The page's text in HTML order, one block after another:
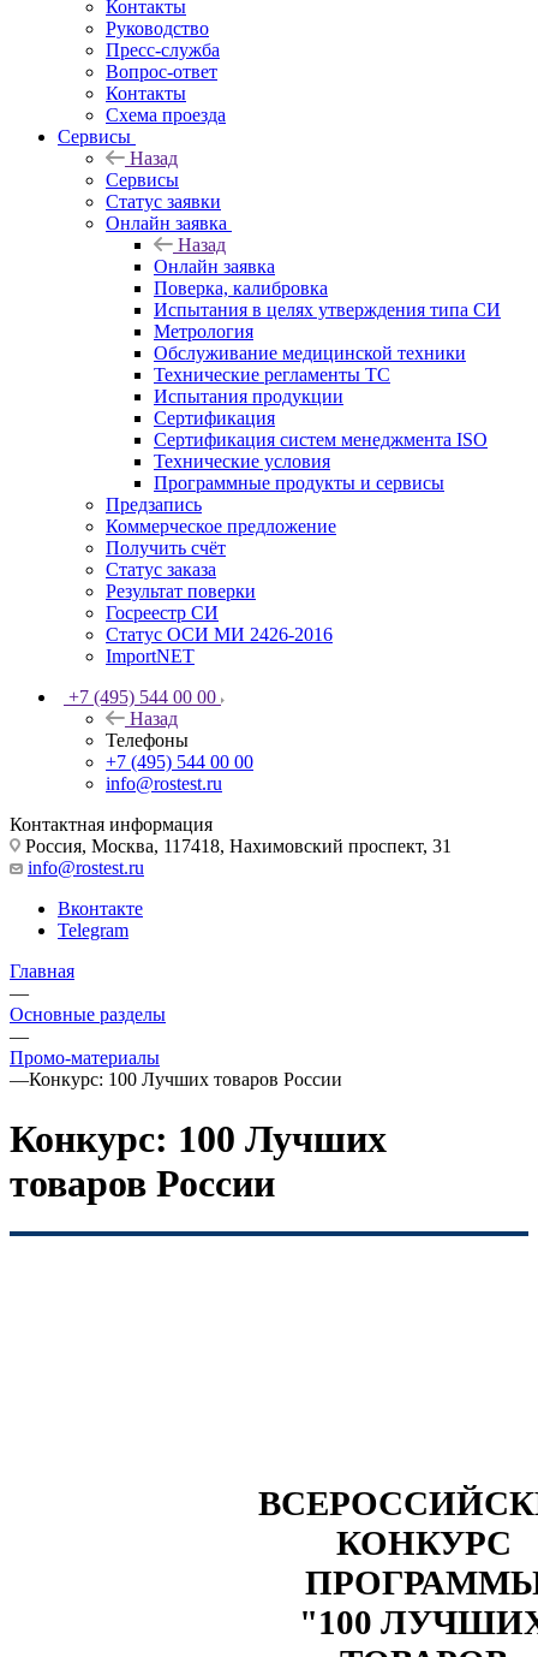
Контакты
Руководство
Пресс-служба
Вопрос-ответ
Контакты
Схема проезда
Сервисы
Назад
Сервисы
Статус заявки
Онлайн заявка
Назад
Онлайн заявка
Поверка, калибровка
Испытания в целях утверждения типа СИ
Метрология
Обслуживание медицинской техники
Технические регламенты ТС
Испытания продукции
Сертификация
Сертификация систем менеджмента ISO
Технические условия
Программные продукты и сервисы
Предзапись
Коммерческое предложение
Получить счёт
Статус заказа
Результат поверки
Госреестр СИ
Статус ОСИ МИ 2426-2016
ImportNET
+7 (495) 544 00 00
Назад
Телефоны
+7 (495) 544 00 00
info@rostest.ru
Контактная информация
Россия, Москва, 117418, Нахимовский проспект, 31
info@rostest.ru
Вконтакте
Telegram
Главная
—
Основные разделы
—
Промо-материалы
—Конкурс: 100 Лучших товаров России
Конкурс: 100 Лучших
товаров России
КОНКУРС
"100